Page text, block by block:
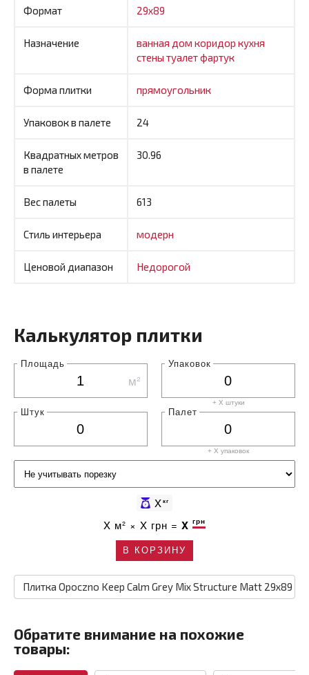
Формат 29x89
Назначение ванная дом коридор кухня
стены туалетфартук
Форма плитки прямоугольник
Упаковок в палете 24
Квадратных метров
в палете
30.96
Вес палеты 613
Стиль интерьера модерн
Ценовой диапазон Недорогой
Калькулятор плитки
Площадь
м²
Упаковок
+ X штуки
Штук Палет
+ X упаковок
Xкг
X м² × X грн = X грн
В КОРЗИНУ
Плитка Opoczno Keep Calm Grey Mix Structure Matt 29х89 →
Обратите внимание на похожие
товары: